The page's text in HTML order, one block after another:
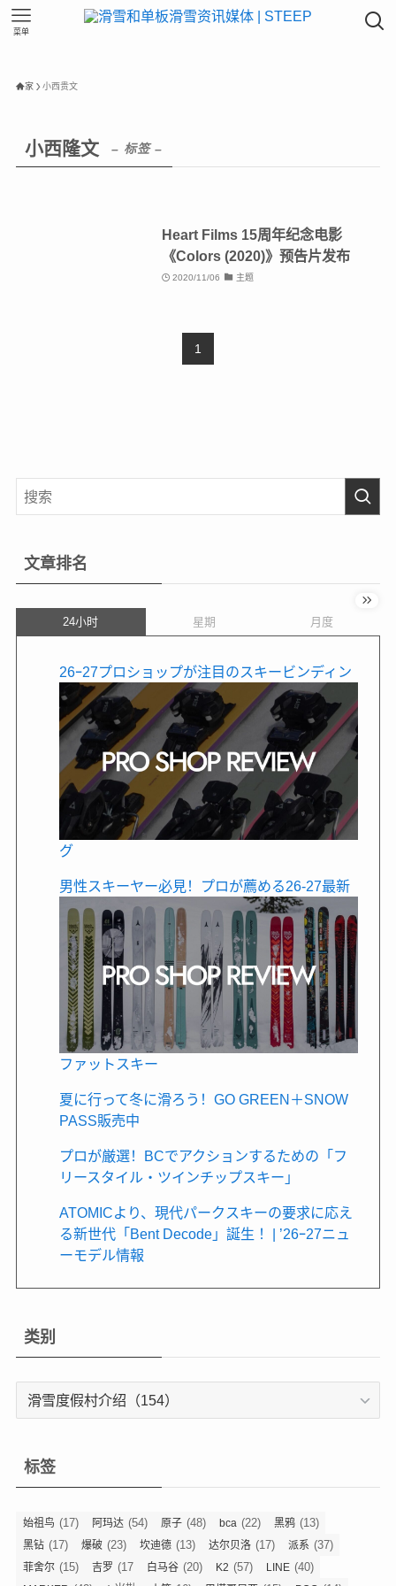
菜单
家 小西贵文
小西隆文 – 标签 –
Heart Films 15周年纪念电影
《Colors (2020)》预告片发布
2020/11/06 主题
1
文章排名
24小时 星期 月度
26ｰ27プロショップが注目のスキービンディン
グ
男性スキーヤー必見！プロが薦める26-27最新
ファットスキー
夏に行って冬に滑ろう！GO GREEN＋SNOW
PASS販売中
プロが厳選！BCでアクションするための「フ
リースタイル・ツインチップスキー」
ATOMICより、現代パークスキーの要求に応え
る新世代「Bent Decode」誕生 ！| ’26ｰ27ニュ
ーモデル情報
类别
类
标签
始祖鸟 (17) 阿玛达 (54) 原子 (48) bca (22) 黑鸦 (13)
黑钻 (17) 爆破 (23) 坎迪德 (13) 达尔贝洛 (17) 派系 (37)
菲舍尔 (15) 吉罗 (17 白马谷 (20) K2 (57) LINE (40)